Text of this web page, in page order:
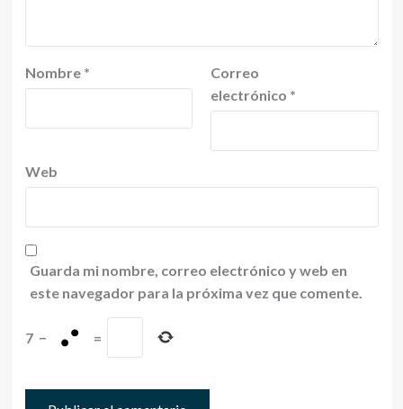
Nombre *
Correo
electrónico *
Web
Guarda mi nombre, correo electrónico y web en
este navegador para la próxima vez que comente.
7 − =